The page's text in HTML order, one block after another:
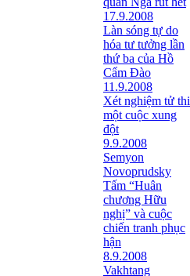
17.9.2008
Làn sóng tự do
hóa tư tưởng lần
thứ ba của Hồ
Cẩm Đào
11.9.2008
Xét nghiệm tử thi
một cuộc xung
đột
9.9.2008
Semyon
Novoprudsky
Tấm “Huân
chương Hữu
nghị” và cuộc
chiến tranh phục
hận
8.9.2008
Vakhtang